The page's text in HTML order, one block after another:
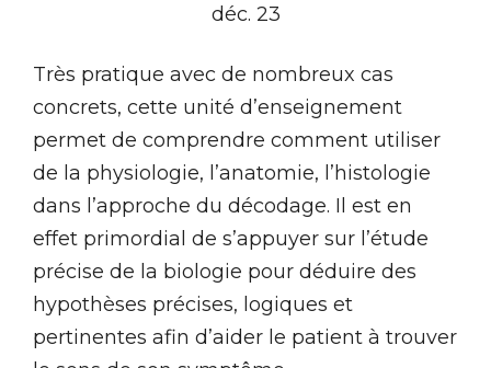
déc. 23
Très pratique avec de nombreux cas
concrets, cette unité d’enseignement
permet de comprendre comment utiliser
de la physiologie, l’anatomie, l’histologie
dans l’approche du décodage. Il est en
effet primordial de s’appuyer sur l’étude
précise de la biologie pour déduire des
hypothèses précises, logiques et
pertinentes afin d’aider le patient à trouver